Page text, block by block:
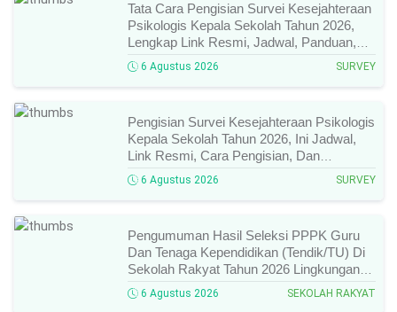
Tata Cara Pengisian Survei Kesejahteraan
Psikologis Kepala Sekolah Tahun 2026,
Lengkap Link Resmi, Jadwal, Panduan,
Dan Hal Yang Wajib Diperhatikan!
6 Agustus 2026 SURVEY
Pengisian Survei Kesejahteraan Psikologis
Kepala Sekolah Tahun 2026, Ini Jadwal,
Link Resmi, Cara Pengisian, Dan
Ketentuan Lengkapnya!
6 Agustus 2026 SURVEY
Pengumuman Hasil Seleksi PPPK Guru
Dan Tenaga Kependidikan (Tendik/TU) Di
Sekolah Rakyat Tahun 2026 Lingkungan
Kementerian Sosial RI, Ini Daftar Nama
Peserta Yang Lolos!
6 Agustus 2026 SEKOLAH RAKYAT